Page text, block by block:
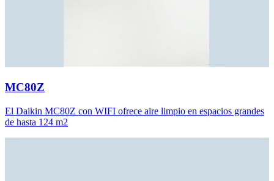
MC80Z
El Daikin MC80Z con WIFI ofrece aire limpio en espacios grandes
de hasta 124 m2